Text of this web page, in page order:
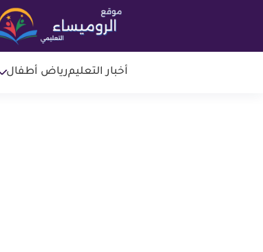
أخبار التعليمرياض أطفال